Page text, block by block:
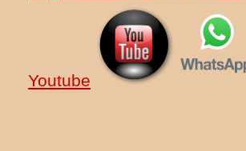
Youtube